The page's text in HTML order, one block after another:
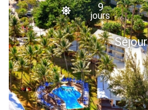
Séjour
9
jours